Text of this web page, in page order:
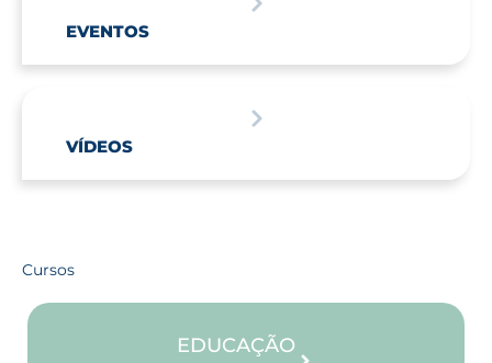
EVENTOS
VÍDEOS
Cursos
EDUCAÇÃO